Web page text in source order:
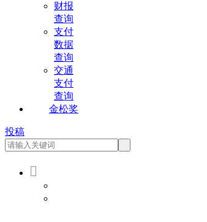
财报
查询
支付
数据
查询
交通
支付
查询
金松奖
投稿
